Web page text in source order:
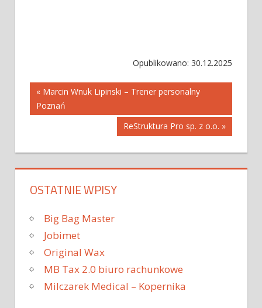
Opublikowano: 30.12.2025
Nawigacja
wpisu
« Marcin Wnuk Lipinski – Trener personalny
Poznań
ReStruktura Pro sp. z o.o. »
OSTATNIE WPISY
Big Bag Master
Jobimet
Original Wax
MB Tax 2.0 biuro rachunkowe
Milczarek Medical – Kopernika